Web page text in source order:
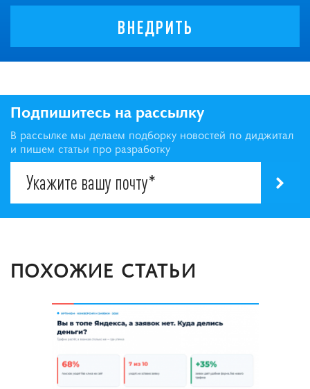
ВНЕДРИТЬ
Подпишитесь на рассылку
В рассылке мы делаем подборку новостей по диджитал
и пишем статьи про разработку
ПОХОЖИЕ СТАТЬИ